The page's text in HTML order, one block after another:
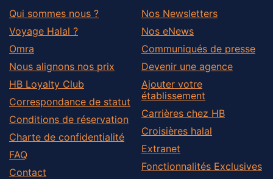
Qui sommes nous ?
Voyage Halal ?
Omra
Nous alignons nos prix
HB Loyalty Club
Correspondance de statut
Conditions de réservation
Charte de confidentialité
FAQ
Contact
Nos Newsletters
Nos eNews
Communiqués de presse
Devenir une agence
Ajouter votre
établissement
Carrières chez HB
Croisières halal
Extranet
Fonctionnalités Exclusives